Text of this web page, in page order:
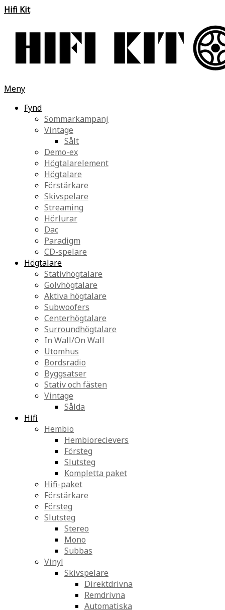
Hifi Kit
Meny
Fynd
Sommarkampanj
Vintage
Sålt
Demo-ex
Högtalarelement
Högtalare
Förstärkare
Skivspelare
Streaming
Hörlurar
Dac
Paradigm
CD-spelare
Högtalare
Stativhögtalare
Golvhögtalare
Aktiva högtalare
Subwoofers
Centerhögtalare
Surroundhögtalare
In Wall/On Wall
Utomhus
Bordsradio
Byggsatser
Stativ och fästen
Vintage
Sålda
Hifi
Hembio
Hembiorecievers
Försteg
Slutsteg
Kompletta paket
Hifi-paket
Förstärkare
Försteg
Slutsteg
Stereo
Mono
Subbas
Vinyl
Skivspelare
Direktdrivna
Remdrivna
Automatiska